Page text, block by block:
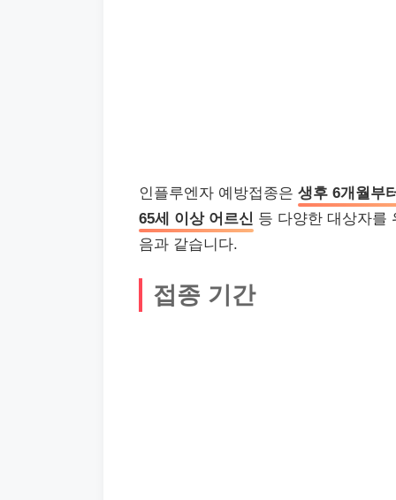
인플루엔자 예방접종은 생후 6개월부
65세 이상 어르신 등 다양한 대상자를
음과 같습니다.
접종 기간